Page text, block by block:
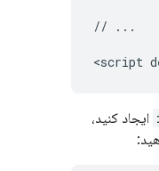
// ...
ایجاد کنید،